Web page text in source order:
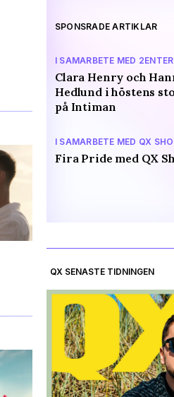
SPONSRADE ARTIKLAR
I SAMARBETE MED
Clara Henry och
Hedlund i höstens
på Intiman
I SAMARBETE MED QX
Fira Pride med QX
QX SENASTE TIDNINGEN